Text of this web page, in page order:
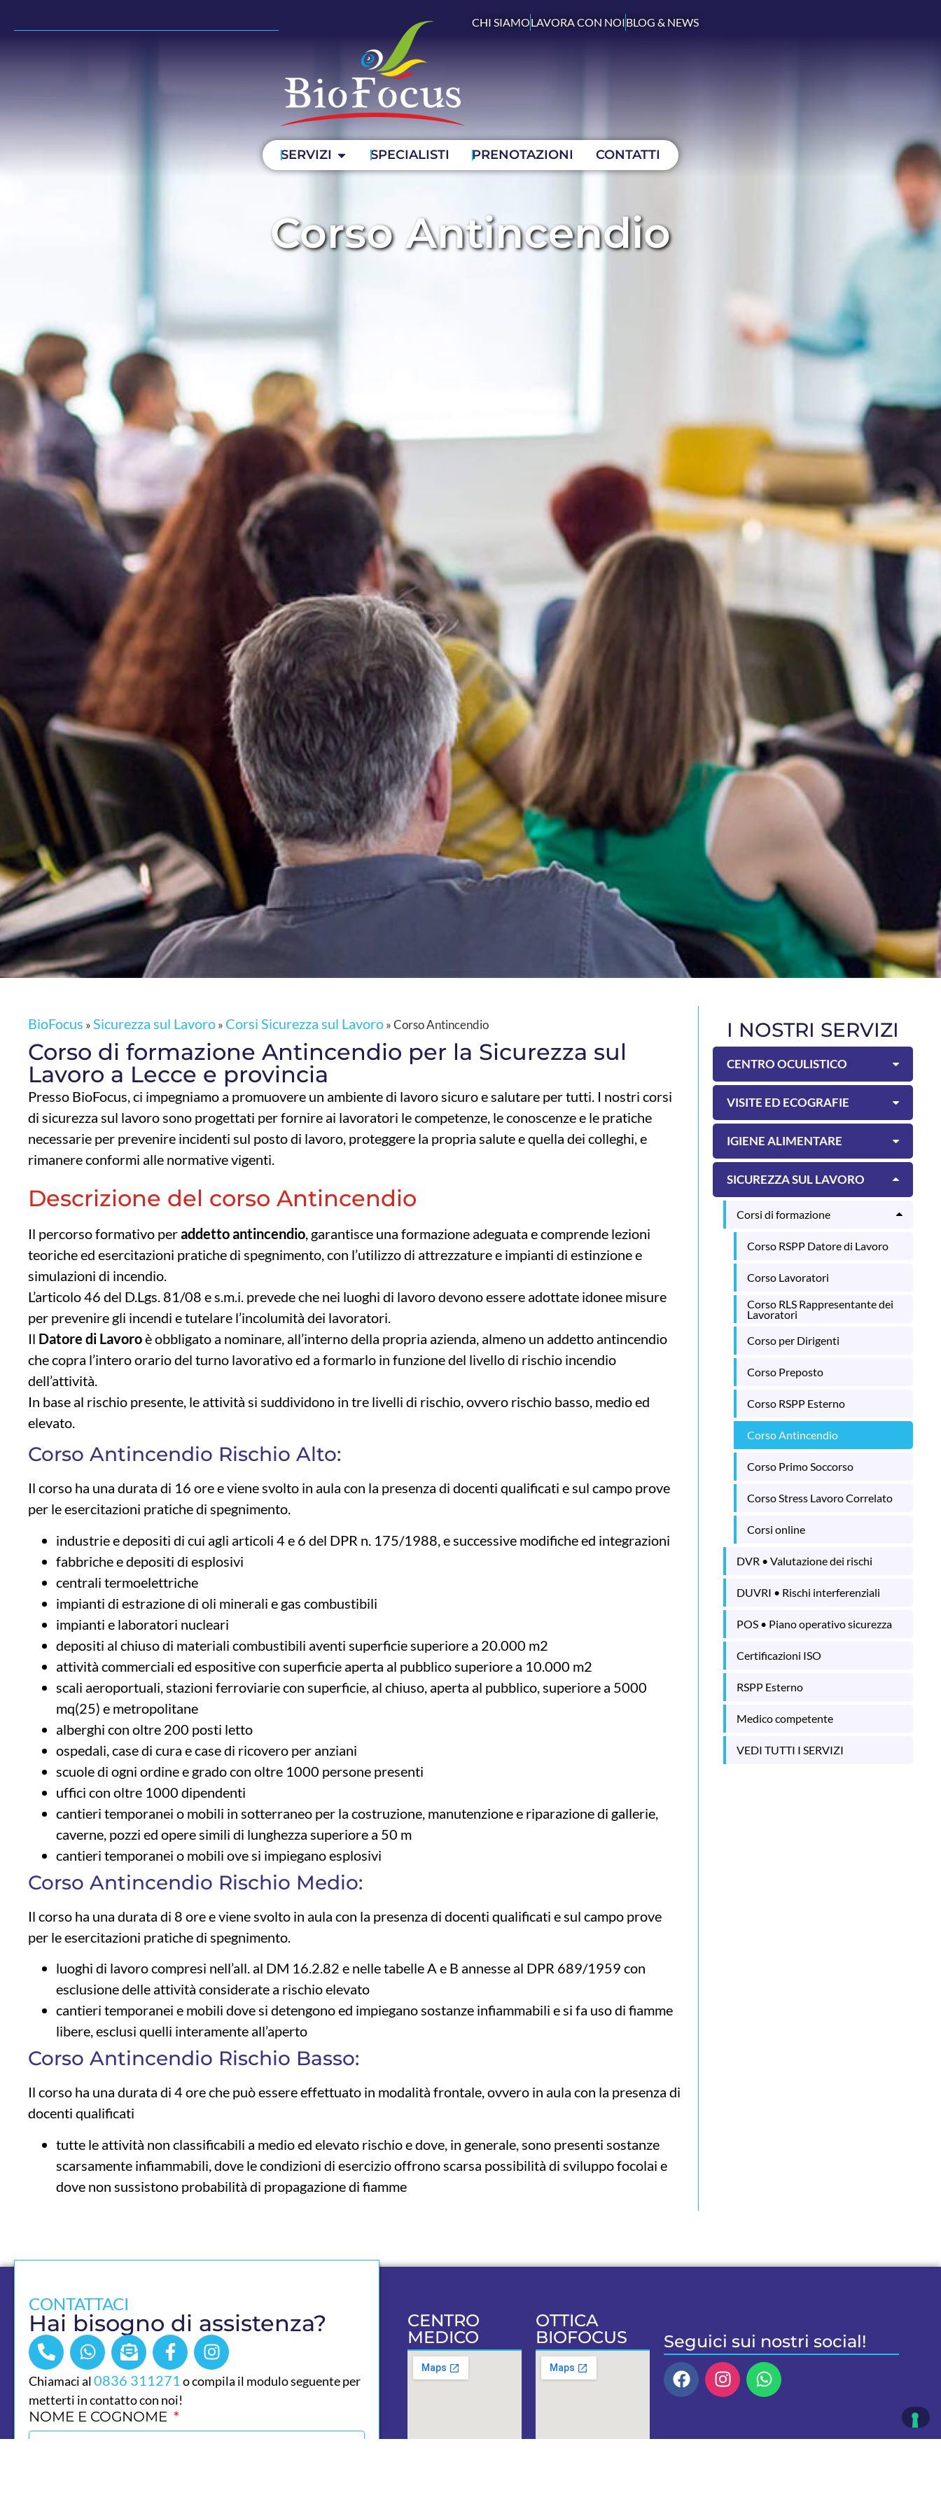
CHI SIAMOLAVORA CON NOIBLOG & NEWS
SERVIZI SPECIALISTI PRENOTAZIONI CONTATTI
Corso Antincendio
BioFocus » Sicurezza sul Lavoro» Corsi Sicurezza sul Lavoro»Corso Antincendio
Corso di formazione Antincendio per la Sicurezza sul
Lavoro a Lecce e provincia
Presso BioFocus, ci impegniamo a promuovere un ambiente di lavoro sicuro e salutare per tutti. I nostri corsi
di sicurezza sul lavoro sono progettati per fornire ai lavoratori le competenze, le conoscenze e le pratiche
necessarie per prevenire incidenti sul posto di lavoro, proteggere la propria salute e quella dei colleghi, e
rimanere conformi alle normative vigenti.
Descrizione del corso Antincendio
Il percorso formativo peraddetto antincendio, garantisce una formazione adeguata e comprende lezioni
teoriche ed esercitazioni pratiche di spegnimento, con l’utilizzo di attrezzature e impianti di estinzione e
simulazioni di incendio.
L’articolo 46 del D.Lgs. 81/08 e s.m.i. prevede che nei luoghi di lavoro devono essere adottate idonee misure
per prevenire gli incendi e tutelare l’incolumità dei lavoratori.
Il Datore di Lavoroè obbligato a nominare, all’interno della propria azienda, almeno un addetto antincendio
che copra l’intero orario del turno lavorativo ed a formarlo in funzione del livello di rischio incendio
dell’attività.
In base al rischio presente, le attività si suddividono in tre livelli di rischio, ovvero rischio basso, medio ed
elevato.
Corso Antincendio Rischio Alto:
Il corso ha una durata di 16 ore e viene svolto in aula con la presenza di docenti qualificati e sul campo prove
per le esercitazioni pratiche di spegnimento.
industrie e depositi di cui agli articoli 4 e 6 del DPR n. 175/1988, e successive modifiche ed integrazioni
fabbriche e depositi di esplosivi
centrali termoelettriche
impianti di estrazione di oli minerali e gas combustibili
impianti e laboratori nucleari
depositi al chiuso di materiali combustibili aventi superficie superiore a 20.000 m2
attività commerciali ed espositive con superficie aperta al pubblico superiore a 10.000 m2
scali aeroportuali, stazioni ferroviarie con superficie, al chiuso, aperta al pubblico, superiore a 5000
mq(25) e metropolitane
alberghi con oltre 200 posti letto
ospedali, case di cura e case di ricovero per anziani
scuole di ogni ordine e grado con oltre 1000 persone presenti
uffici con oltre 1000 dipendenti
cantieri temporanei o mobili in sotterraneo per la costruzione, manutenzione e riparazione di gallerie,
caverne, pozzi ed opere simili di lunghezza superiore a 50 m
cantieri temporanei o mobili ove si impiegano esplosivi
Corso Antincendio Rischio Medio:
Il corso ha una durata di 8 ore e viene svolto in aula con la presenza di docenti qualificati e sul campo prove
per le esercitazioni pratiche di spegnimento.
luoghi di lavoro compresi nell’all. al DM 16.2.82 e nelle tabelle A e B annesse al DPR 689/1959 con
esclusione delle attività considerate a rischio elevato
cantieri temporanei e mobili dove si detengono ed impiegano sostanze infiammabili e si fa uso di fiamme
libere, esclusi quelli interamente all’aperto
Corso Antincendio Rischio Basso:
Il corso ha una durata di 4 ore che può essere effettuato in modalità frontale, ovvero in aula con la presenza di
docenti qualificati
tutte le attività non classificabili a medio ed elevato rischio e dove, in generale, sono presenti sostanze
scarsamente infiammabili, dove le condizioni di esercizio offrono scarsa possibilità di sviluppo focolai e
dove non sussistono probabilità di propagazione di fiamme
I NOSTRI SERVIZI
CENTRO OCULISTICO
VISITE ED ECOGRAFIE
IGIENE ALIMENTARE
SICUREZZA SUL LAVORO
Corsi di formazione
Corso RSPP Datore di Lavoro
Corso Lavoratori
Corso RLS Rappresentante dei
Lavoratori
Corso per Dirigenti
Corso Preposto
Corso RSPP Esterno
Corso Antincendio
Corso Primo Soccorso
Corso Stress Lavoro Correlato
Corsi online
DVR • Valutazione dei rischi
DUVRI • Rischi interferenziali
POS • Piano operativo sicurezza
Certificazioni ISO
RSPP Esterno
Medico competente
VEDI TUTTI I SERVIZI
CONTATTACI
Hai bisogno di assistenza?
Chiamaci al0836 311271 o compila il modulo seguente per
metterti in contatto con noi!
NOME E COGNOME
CENTRO
MEDICO
OTTICA
BIOFOCUS
Seguici sui nostri social!